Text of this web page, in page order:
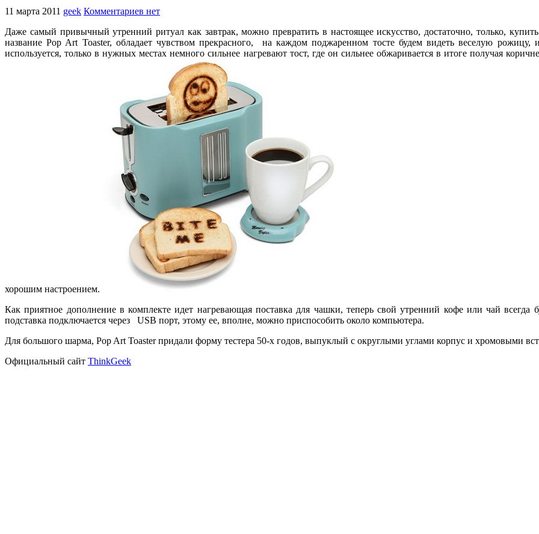
11 марта 2011 geek Комментариев нет
Даже самый привычный утренний ритуал как завтрак, можно превратить в настоящее искусство, достаточно, только,
название Pop Art Toaster, обладает чувством прекрасного, на каждом поджаренном тосте будем видеть веселую
используется, только в нужных местах немного сильнее нагревают тост, где он сильнее обжаривается в итоге получая
хорошим настроением.
Как приятное дополнение в комплекте идет нагревающая поставка для чашки, теперь свой утренний кофе или чай всегда
подставка подключается через USB порт, этому ее, вполне, можно приспособить около компьютера.
Для большого шарма, Pop Art Toaster придали форму тестера 50-х годов, выпуклый с округлыми углами корпус и хромовыми
Официальный сайт ThinkGeek